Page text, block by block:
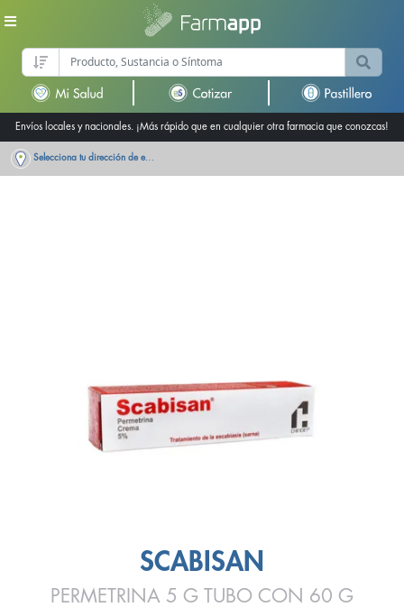
Envíos locales y nacionales. ¡Más rápido que en cualquier otra farmacia que conozcas!
Selecciona tu dirección de entrega
SCABISAN
PERMETRINA 5 G TUBO CON 60 G